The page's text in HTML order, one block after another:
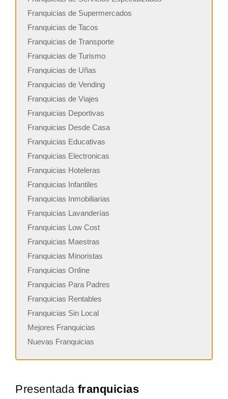
Franquicias de Supermercados
Franquicias de Tacos
Franquicias de Transporte
Franquicias de Turismo
Franquicias de Uñas
Franquicias de Vending
Franquicias de Viajes
Franquicias Deportivas
Franquicias Desde Casa
Franquicias Educativas
Franquicias Electronicas
Franquicias Hoteleras
Franquicias Infantiles
Franquicias Inmobiliarias
Franquicias Lavanderías
Franquicias Low Cost
Franquicias Maestras
Franquicias Minoristas
Franquicias Online
Franquicias Para Padres
Franquicias Rentables
Franquicias Sin Local
Mejores Franquicias
Nuevas Franquicias
Presentada franquicias